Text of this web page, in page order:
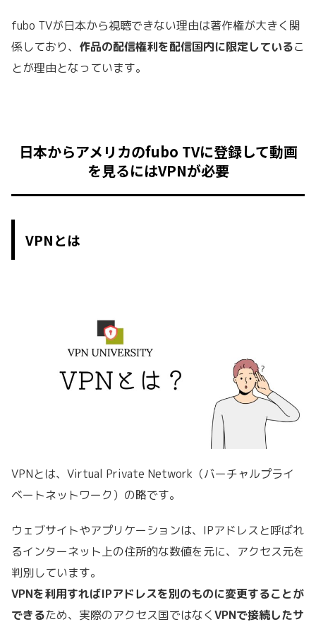
fubo TVが日本から視聴できない理由は著作権が大きく関
係しており、 作品の配信権利を配信国内に限定しているこ
とが理由となっています。
日本からアメリカのfubo TVに登録して動画
を見るにはVPNが必要
VPNとは
VPNとは、Virtual Private Network（バーチャルプライ
ベートネットワーク）の略です。
ウェブサイトやアプリケーションは、IPアドレスと呼ばれ
るインターネット上の住所的な数値を元に、アクセス元を
判別しています。
VPNを利用すればIPアドレスを別のものに変更することが
できるため、 実際のアクセス国ではなくVPNで接続したサ